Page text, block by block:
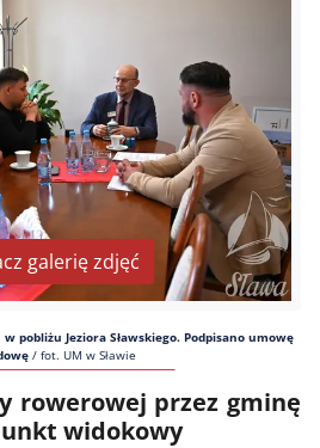
galerię zdjęć
pobliżu Jeziora Sławskiego. Podpisano umowę
/ fot. UM w Sławie
rowerowej przez gminę
widokowy